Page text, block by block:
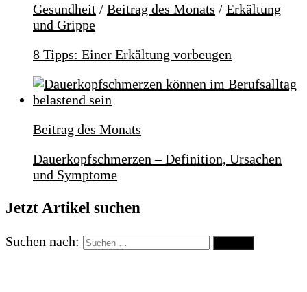
Gesundheit / Beitrag des Monats / Erkältung
und Grippe
8 Tipps: Einer Erkältung vorbeugen
Beitrag des Monats
Dauerkopfschmerzen – Definition, Ursachen
und Symptome
Jetzt Artikel suchen
Suchen nach: